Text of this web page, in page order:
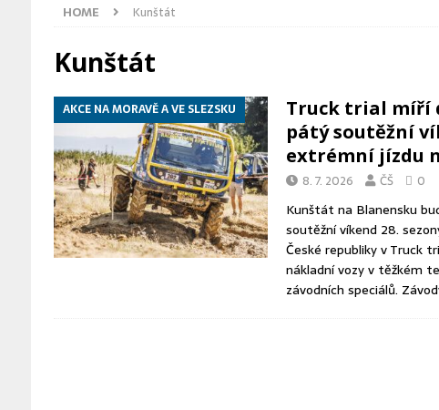
HOME Kunštát
Kunštát
AKCE NA MORAVĚ A VE SLEZSKU
Truck trial míří
pátý soutěžní
extrémní jízdu
8. 7. 2026 ČŠ 0
Kunštát na Blanensku
soutěžní víkend 28.
České republiky v Truck
nákladní vozy v těžkém
závodních speciálů.